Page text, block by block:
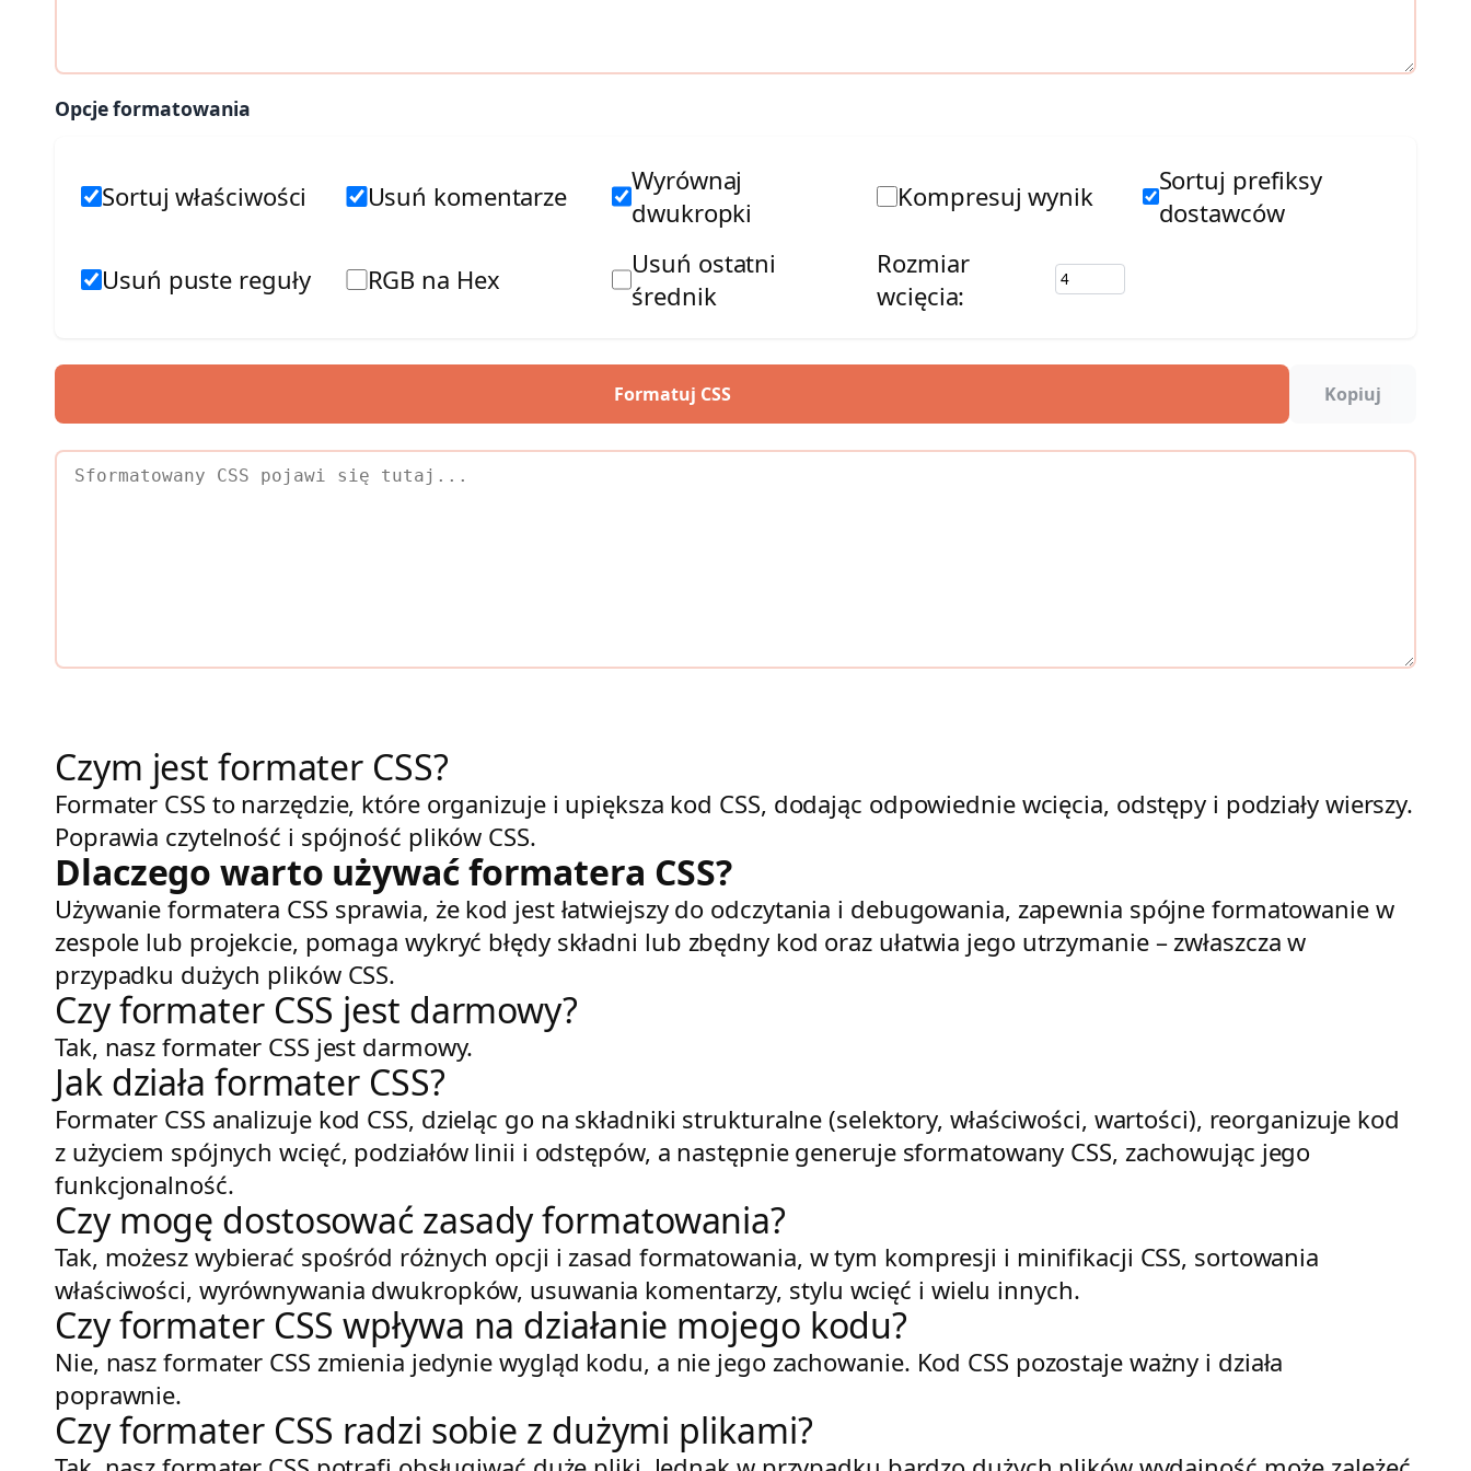
Opcje formatowania
Sortuj właściwości Usuń komentarze
Wyrównaj
dwukropki
Kompresuj wynik
Sortuj prefiksy
dostawców
Usuń puste reguły RGB na Hex
Usuń ostatni
średnik
Rozmiar
wcięcia:
Formatuj CSS Kopiuj
Czym jest formater CSS?
Formater CSS to narzędzie, które organizuje i upiększa kod CSS, dodając odpowiednie wcięcia, odstępy i podziały wierszy.
Poprawia czytelność i spójność plików CSS.
Dlaczego warto używać formatera CSS?
Używanie formatera CSS sprawia, że kod jest łatwiejszy do odczytania i debugowania, zapewnia spójne formatowanie w
zespole lub projekcie, pomaga wykryć błędy składni lub zbędny kod oraz ułatwia jego utrzymanie – zwłaszcza w
przypadku dużych plików CSS.
Czy formater CSS jest darmowy?
Tak, nasz formater CSS jest darmowy.
Jak działa formater CSS?
Formater CSS analizuje kod CSS, dzieląc go na składniki strukturalne (selektory, właściwości, wartości), reorganizuje kod
z użyciem spójnych wcięć, podziałów linii i odstępów, a następnie generuje sformatowany CSS, zachowując jego
funkcjonalność.
Czy mogę dostosować zasady formatowania?
Tak, możesz wybierać spośród różnych opcji i zasad formatowania, w tym kompresji i minifikacji CSS, sortowania
właściwości, wyrównywania dwukropków, usuwania komentarzy, stylu wcięć i wielu innych.
Czy formater CSS wpływa na działanie mojego kodu?
Nie, nasz formater CSS zmienia jedynie wygląd kodu, a nie jego zachowanie. Kod CSS pozostaje ważny i działa
poprawnie.
Czy formater CSS radzi sobie z dużymi plikami?